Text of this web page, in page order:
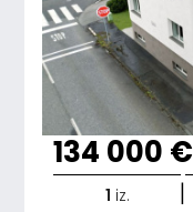
134 000 €
1 iz. |